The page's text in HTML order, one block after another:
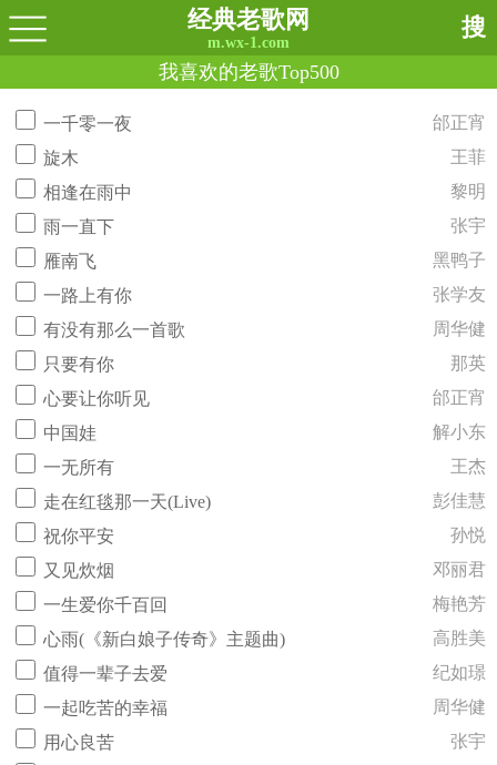
经典老歌网
m.wx-1.com
搜
我喜欢的老歌Top500
一千零一夜
邰正宵
旋木
王菲
相逢在雨中
黎明
雨一直下
张宇
雁南飞
黑鸭子
一路上有你
张学友
有没有那么一首歌
周华健
只要有你
那英
心要让你听见
邰正宵
中国娃
解小东
一无所有
王杰
走在红毯那一天(Live)
彭佳慧
祝你平安
孙悦
又见炊烟
邓丽君
一生爱你千百回
梅艳芳
心雨(《新白娘子传奇》主题曲)
高胜美
值得一辈子去爱
纪如璟
一起吃苦的幸福
周华健
用心良苦
张宇